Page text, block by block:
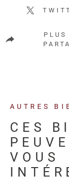
PLUS
AUTRES
CES
VOUS